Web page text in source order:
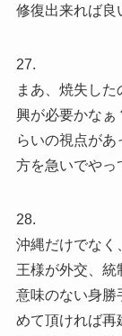
修復出来れば良
27.
まあ、焼失し
興が必要かなぁ
らいの視点が
方を急いでやっ
28.
沖縄だけでなく
王様が外交、統
意味のない身勝
めて頂ければ再